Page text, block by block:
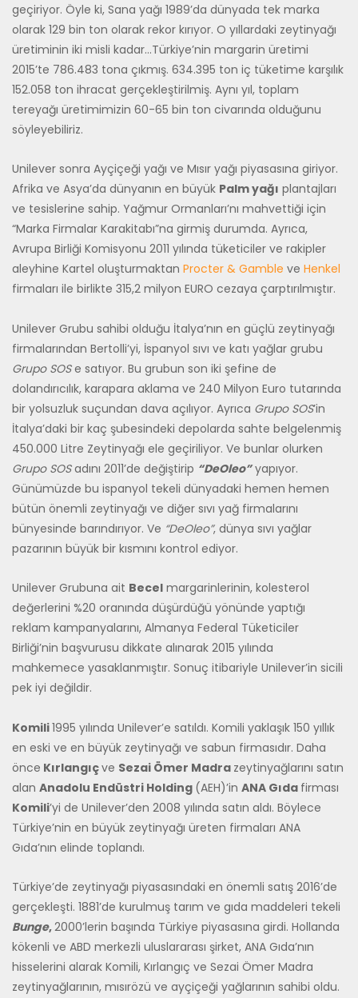
geçiriyor. Öyle ki, Sana yağı 1989’da dünyada tek marka
olarak 129 bin ton olarak rekor kırıyor. O yıllardaki zeytinyağı
üretiminin iki misli kadar…Türkiye’nin margarin üretimi
2015’te 786.483 tona çıkmış. 634.395 ton iç tüketime karşılık
152.058 ton ihracat gerçekleştirilmiş. Aynı yıl, toplam
tereyağı üretimimizin 60-65 bin ton civarında olduğunu
söyleyebiliriz.
Unilever sonra Ayçiçeği yağı ve Mısır yağı piyasasına giriyor.
Afrika ve Asya’da dünyanın en büyük Palm yağı plantajları
ve tesislerine sahip. Yağmur Ormanları’nı mahvettiği için
“Marka Firmalar Karakitabı”na girmiş durumda. Ayrıca,
Avrupa Birliği Komisyonu 2011 yılında tüketiciler ve rakipler
aleyhine Kartel oluşturmaktan Procter & Gamble ve Henkel
firmaları ile birlikte 315,2 milyon EURO cezaya çarptırılmıştır.
Unilever Grubu sahibi olduğu İtalya’nın en güçlü zeytinyağı
firmalarından Bertolli’yi, İspanyol sıvı ve katı yağlar grubu
Grupo SOSe satıyor. Bu grubun son iki şefine de
dolandırıcılık, karapara aklama ve 240 Milyon Euro tutarında
bir yolsuzluk suçundan dava açılıyor. Ayrıca Grupo SOS’in
İtalya’daki bir kaç şubesindeki depolarda sahte belgelenmiş
450.000 Litre Zeytinyağı ele geçiriliyor. Ve bunlar olurken
Grupo SOSadını 2011’de değiştirip “DeOleo”yapıyor.
Günümüzde bu ispanyol tekeli dünyadaki hemen hemen
bütün önemli zeytinyağı ve diğer sıvı yağ firmalarını
bünyesinde barındırıyor. Ve “DeOleo”, dünya sıvı yağlar
pazarının büyük bir kısmını kontrol ediyor.
Unilever Grubuna ait Becel margarinlerinin, kolesterol
değerlerini %20 oranında düşürdüğü yönünde yaptığı
reklam kampanyalarını, Almanya Federal Tüketiciler
Birliği’nin başvurusu dikkate alınarak 2015 yılında
mahkemece yasaklanmıştır. Sonuç itibariyle Unilever’in sicili
pek iyi değildir.
Komili1995 yılında Unilever’e satıldı. Komili yaklaşık 150 yıllık
en eski ve en büyük zeytinyağı ve sabun firmasıdır. Daha
önce Kırlangıçve Sezai Ömer Madra zeytinyağlarını satın
alan Anadolu Endüstri Holding (AEH)’in ANA Gıda firması
Komili’yi de Unilever’den 2008 yılında satın aldı. Böylece
Türkiye’nin en büyük zeytinyağı üreten firmaları ANA
Gıda’nın elinde toplandı.
Türkiye’de zeytinyağı piyasasındaki en önemli satış 2016’de
gerçekleşti. 1881’de kurulmuş tarım ve gıda maddeleri tekeli
Bunge,2000’lerin başında Türkiye piyasasına girdi. Hollanda
kökenli ve ABD merkezli uluslararası şirket, ANA Gıda’nın
hisselerini alarak Komili, Kırlangıç ve Sezai Ömer Madra
zeytinyağlarının, mısırözü ve ayçiçeği yağlarının sahibi oldu.